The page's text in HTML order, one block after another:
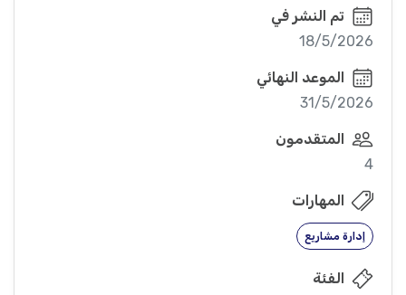
تم النشر في
18/5/2026
الموعد النهائي
31/5/2026
المتقدمون
4
المهارات
إدارة مشاريع
الفئة